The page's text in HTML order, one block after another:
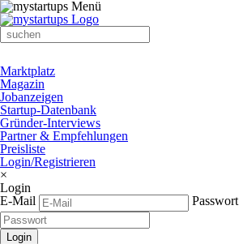
Marktplatz
Magazin
Jobanzeigen
Startup-Datenbank
Gründer-Interviews
Partner & Empfehlungen
Preisliste
Login/Registrieren
×
Login
E-Mail
Passwort